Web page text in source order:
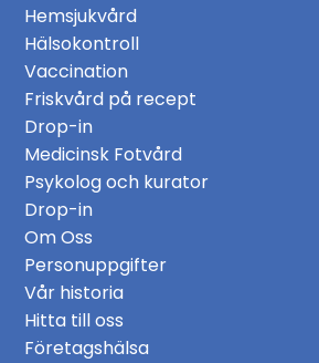
Hemsjukvård
Hälsokontroll
Vaccination
Friskvård på recept
Drop-in
Medicinsk Fotvård
Psykolog och kurator
Drop-in
Om Oss
Personuppgifter
Vår historia
Hitta till oss
Företagshälsa